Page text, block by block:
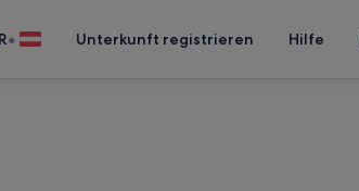
• Unterkunft registrieren Hilfe